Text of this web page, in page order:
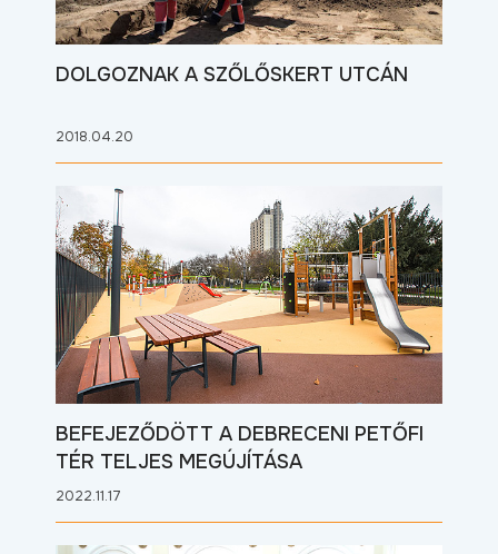
DOLGOZNAK A SZŐLŐSKERT UTCÁN
2018.04.20
BEFEJEZŐDÖTT A DEBRECENI PETŐFI
TÉR TELJES MEGÚJÍTÁSA
2022.11.17